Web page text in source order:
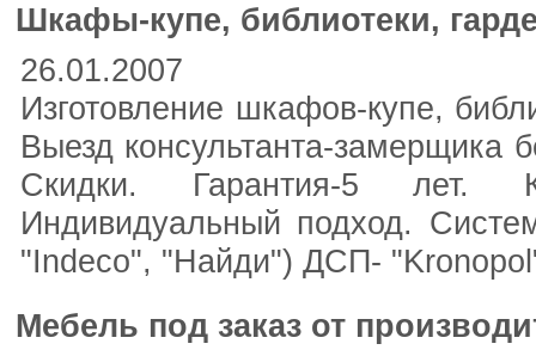
Шкафы-купе, библиотеки,
26.01.2007
Изготовление шкафов-купе,
Выезд консультанта-замерщика
Скидки. Гарантия-5 лет.
Индивидуальный подход.
"Indeco", "Найди") ДСП-
Мебель под заказ от